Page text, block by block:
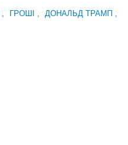
ГРОШІ ДОНАЛЬД ТРАМП